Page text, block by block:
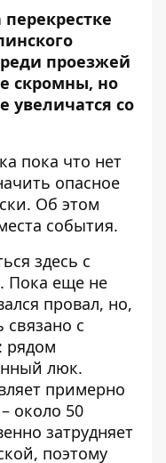
проезжей
скромны, но
увеличатся со
пока что нет
опасное
Об этом
события.
здесь с
Пока еще не
провал, но,
с
рядом
люк.
примерно
около 50
затрудняет
поэтому